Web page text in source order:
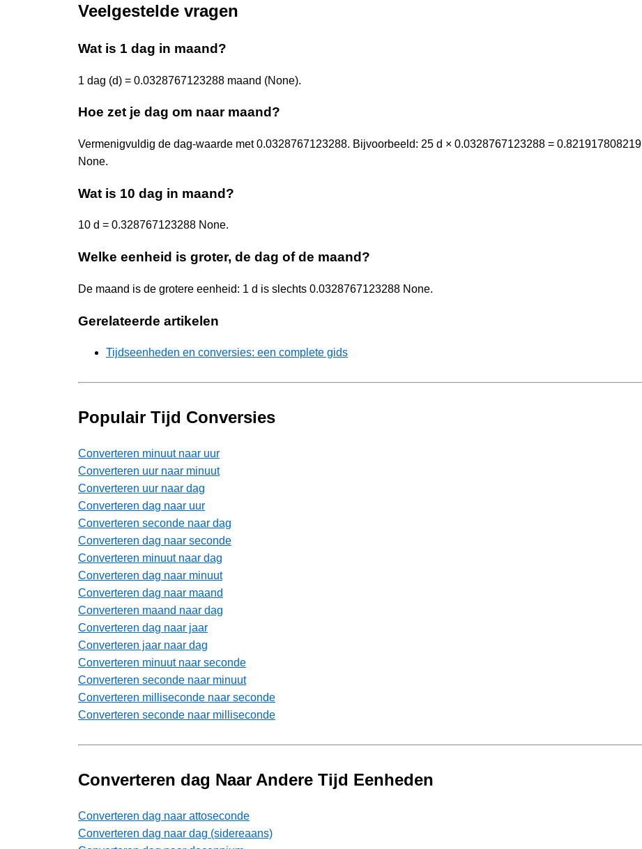
Veelgestelde vragen
Wat is 1 dag in maand?
1 dag (d) = 0.0328767123288 maand (None).
Hoe zet je dag om naar maand?
Vermenigvuldig de dag-waarde met 0.0328767123288. Bijvoorbeeld: 25 d × 0.0328767123288 = 0.821917808219
None.
Wat is 10 dag in maand?
10 d = 0.328767123288 None.
Welke eenheid is groter, de dag of de maand?
De maand is de grotere eenheid: 1 d is slechts 0.0328767123288 None.
Gerelateerde artikelen
Tijdseenheden en conversies: een complete gids
Populair Tijd Conversies
Converteren minuut naar uur
Converteren uur naar minuut
Converteren uur naar dag
Converteren dag naar uur
Converteren seconde naar dag
Converteren dag naar seconde
Converteren minuut naar dag
Converteren dag naar minuut
Converteren dag naar maand
Converteren maand naar dag
Converteren dag naar jaar
Converteren jaar naar dag
Converteren minuut naar seconde
Converteren seconde naar minuut
Converteren milliseconde naar seconde
Converteren seconde naar milliseconde
Converteren dag Naar Andere Tijd Eenheden
Converteren dag naar attoseconde
Converteren dag naar dag (sidereaans)